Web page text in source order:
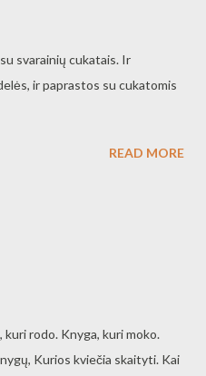
svarainių cukatais. Ir
ir paprastos su cukatomis
READ MORE
rodo. Knyga, kuri moko.
Kurios kviečia skaityti. Kai